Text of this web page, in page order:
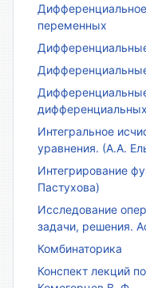
переменных
Интегральное
уравнения. (А.А.
Интегрирование
Пастухова)
Исследование
задачи, решения.
Комбинаторика
Конспект лекций